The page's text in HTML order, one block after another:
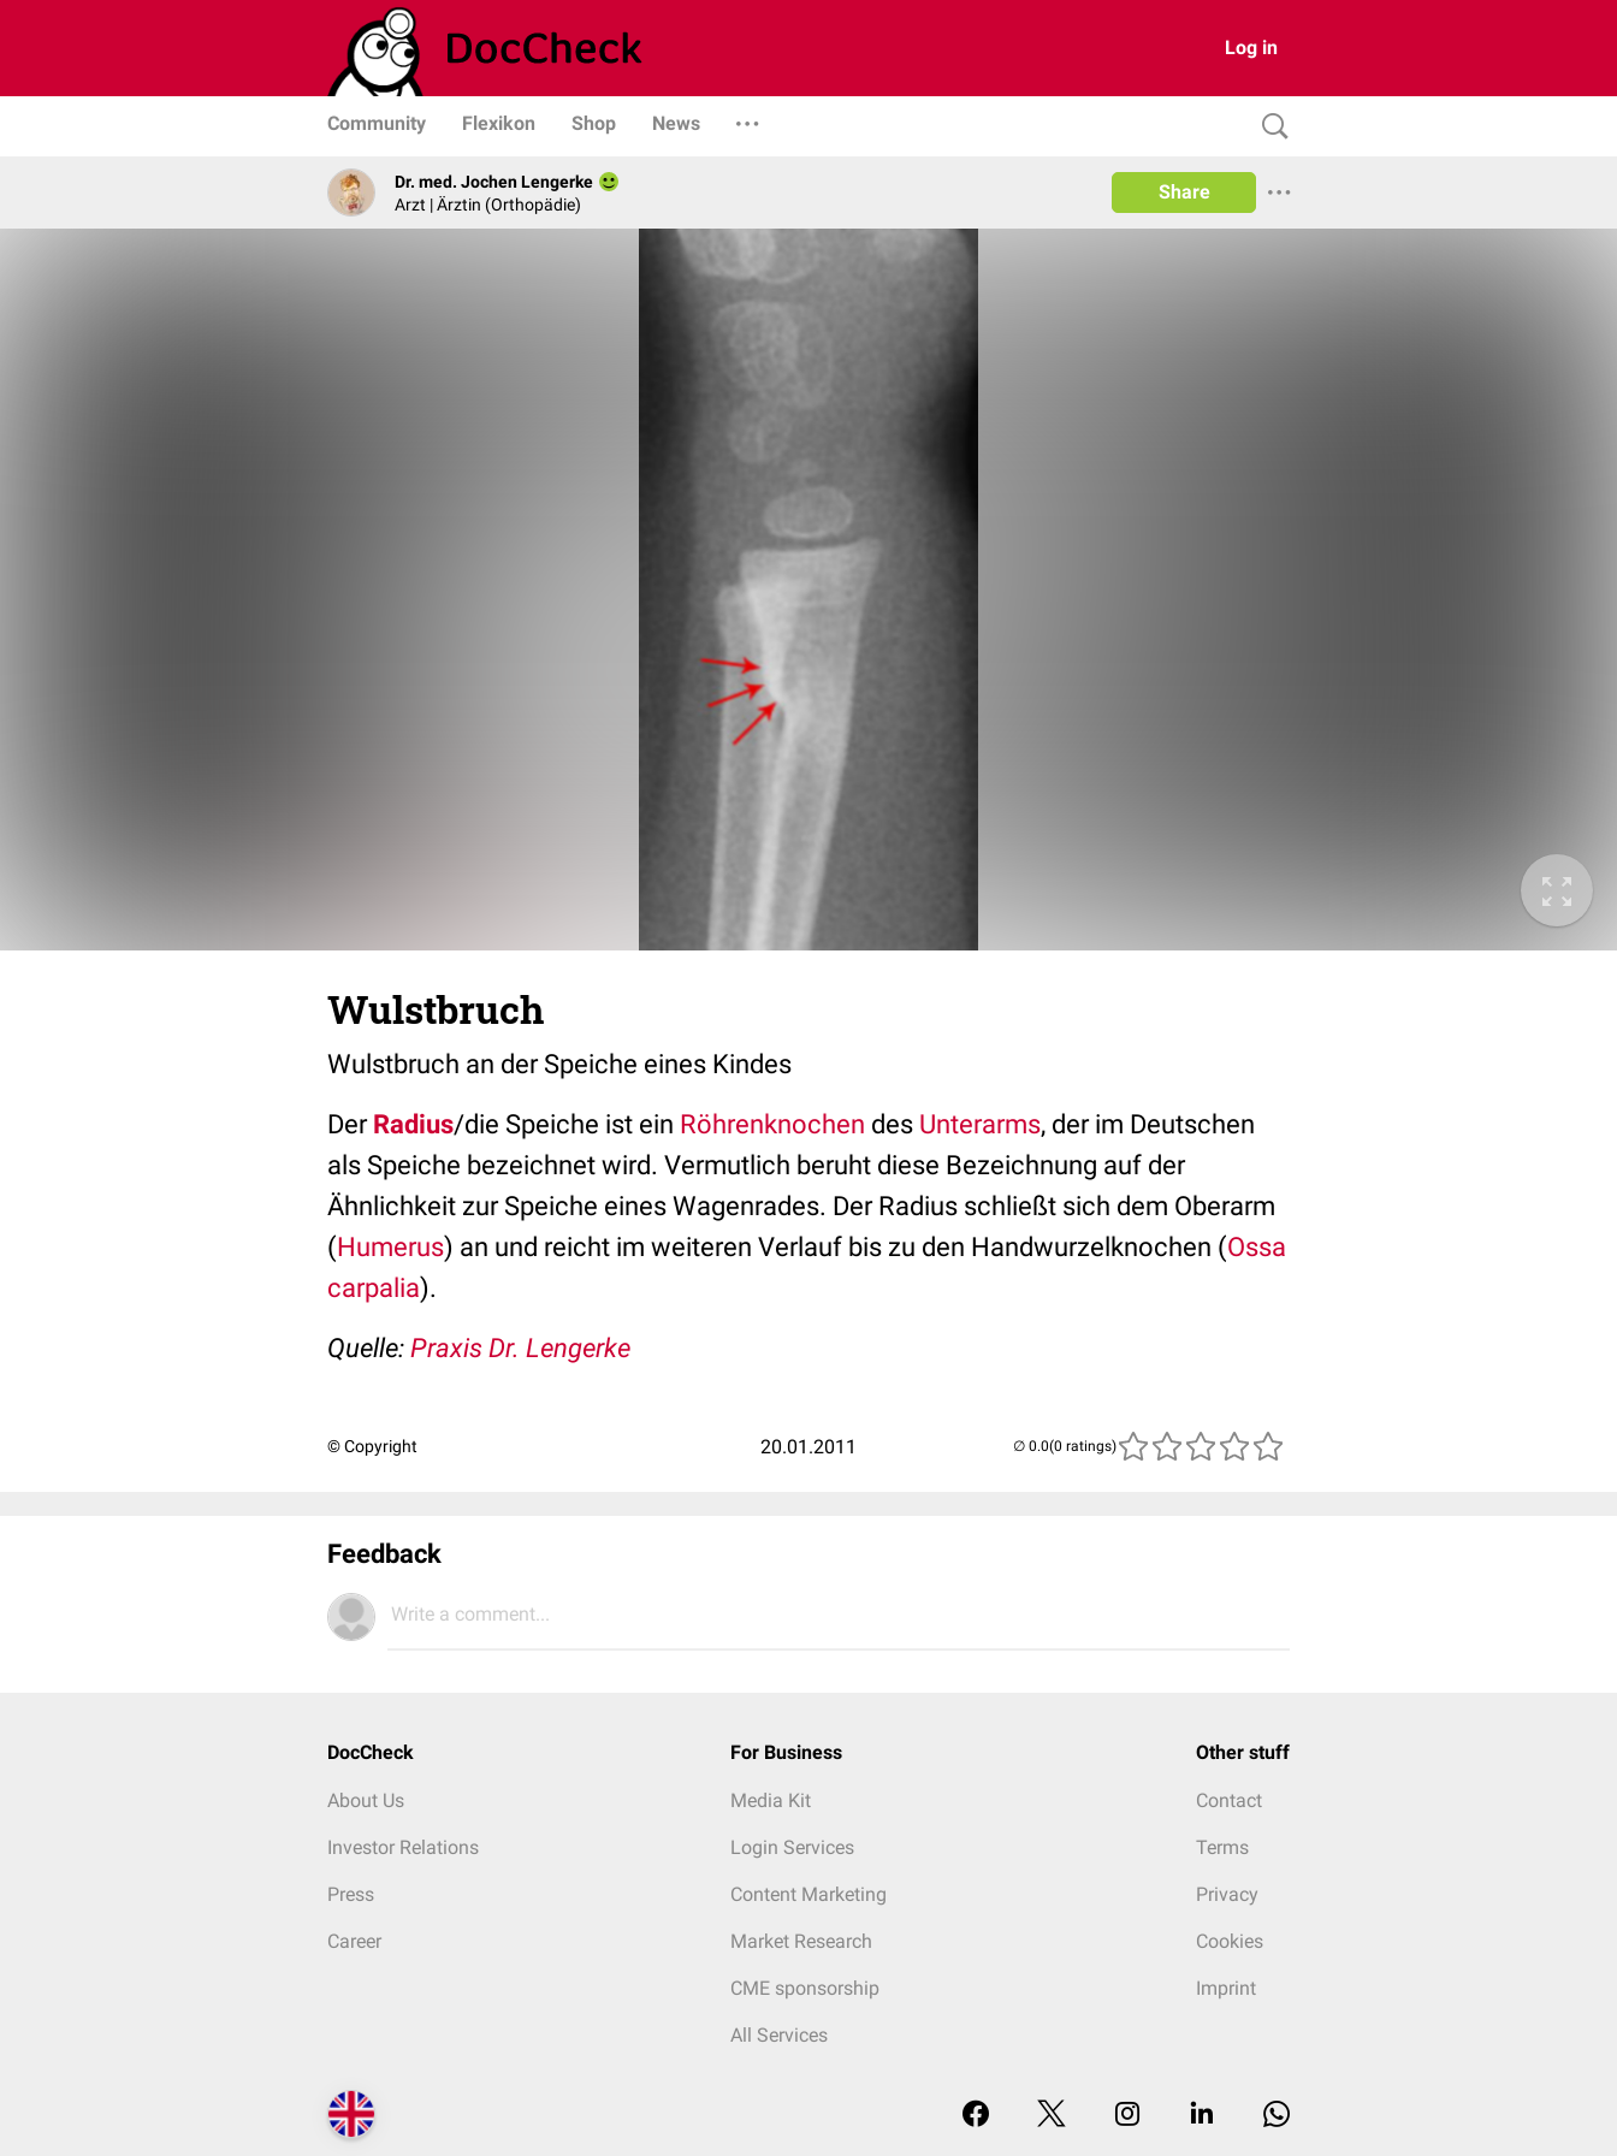
Log in
Community Flexikon Shop News
Dr. med. Jochen Lengerke
Arzt | Ärztin (Orthopädie)
Share
Wulstbruch
Wulstbruch an der Speiche eines Kindes
Der Radius/die Speiche ist ein Röhrenknochen des Unterarms, der im Deutschen
als Speiche bezeichnet wird. Vermutlich beruht diese Bezeichnung auf der
Ähnlichkeit zur Speiche eines Wagenrades. Der Radius schließt sich dem Oberarm
(Humerus) an und reicht im weiteren Verlauf bis zu den Handwurzelknochen (Ossa
carpalia).
Quelle: Praxis Dr. Lengerke
© Copyright 20.01.2011 (0 ratings)
Feedback
Write a comment...
DocCheck
About Us
Investor Relations
Press
Career
For Business
Media Kit
Login Services
Content Marketing
Market Research
CME sponsorship
All Services
Other stuff
Contact
Terms
Privacy
Cookies
Imprint